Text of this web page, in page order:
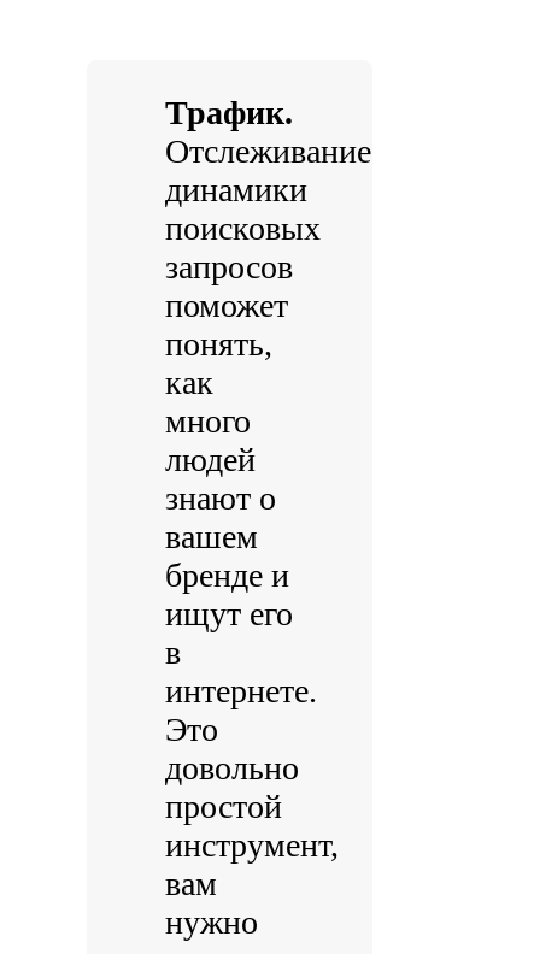
Трафик.
Отслеживание
динамики
поисковых
запросов
поможет
понять,
как
много
людей
знают о
вашем
бренде и
ищут его
в
интернете.
Это
довольно
простой
инструмент,
вам
нужно